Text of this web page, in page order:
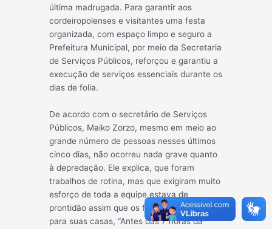
última madrugada. Para garantir aos
cordeiropolenses e visitantes uma festa
organizada, com espaço limpo e seguro a
Prefeitura Municipal, por meio da Secretaria
de Serviços Públicos, reforçou e garantiu a
execução de serviços essenciais durante os
dias de folia.
De acordo com o secretário de Serviços
Públicos, Maiko Zorzo, mesmo em meio ao
grande número de pessoas nesses últimos
cinco dias, não ocorreu nada grave quanto
à depredação. Ele explica, que foram
trabalhos de rotina, mas que exigiram muito
esforço de toda a equipe estava de
prontidão assim que os foliões retornavam
para suas casas, “Antes das 7 horas da